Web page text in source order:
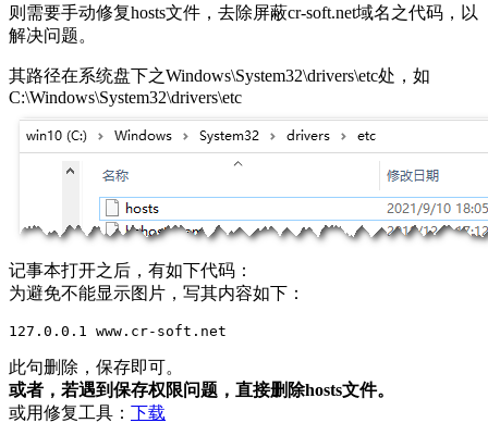
则需要手动修复hosts文件，去除屏蔽cr-soft.net域名之代码，以
解决问题。
其路径在系统盘下之Windows\System32\drivers\etc处，如
C:\Windows\System32\drivers\etc
记事本打开之后，有如下代码：
为避免不能显示图片，写其内容如下：
127.0.0.1 www.cr-soft.net
此句删除，保存即可。
或者，若遇到保存权限问题，直接删除hosts文件。
或用修复工具： 下载